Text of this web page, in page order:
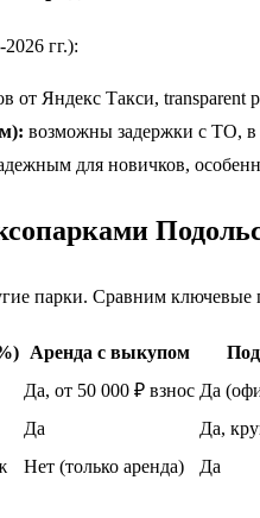
гг.):
от Яндекс Такси,
возможны задержки с ТО, в
для новичков,
парки. Сравним ключевые
Аренда с выкупом
Да, от 50 000 ₽ взнос Да
Да Да,
Нет (только аренда) Да